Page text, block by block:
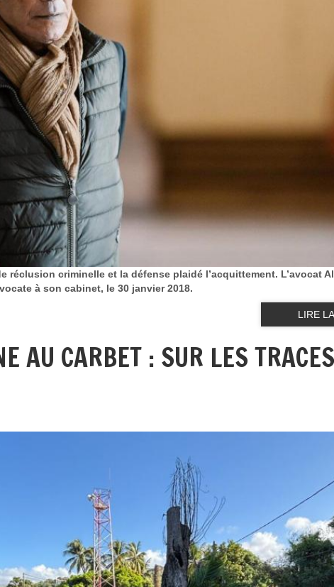
réclusion criminelle et la défense plaidé l’acquittement. L’avocat
à son cabinet, le 30 janvier 2018.
LIRE
AU CARBET : SUR LES